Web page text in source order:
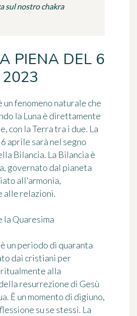
sul nostro chakra
PIENA DEL 6
un fenomeno naturale che
la Luna è direttamente
con la Terra tra i due. La
aprile sarà nel segno
Bilancia. La Bilancia è
governato dal pianeta
all'armonia,
alle relazioni.
la Quaresima
un periodo di quaranta
dai cristiani per
alla
resurrezione di Gesù
È un momento di digiuno,
su se stessi. La